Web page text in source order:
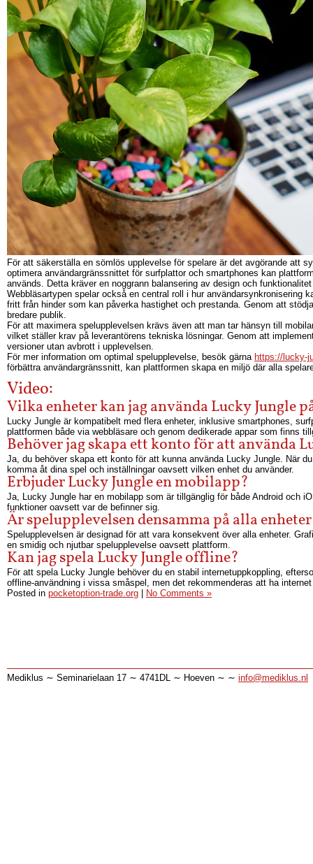
För att säkerställa en sömlös upplevelse för spelare är det avgörande att
optimera användargränssnittet för surfplattor och smartphones kan
används. Detta kräver en noggrann balansering av design och
Webbläsartypen spelar också en central roll i hur användarsynkronisering
fritt från hinder som kan påverka hastighet och prestanda. Genom att
bredare publik.
För att maximera spelupplevelsen krävs även att man tar hänsyn till
vilket ställer krav på leverantörens tekniska lösningar. Genom att
versioner utan avbrott i upplevelsen.
För mer information om optimal spelupplevelse, besök gärna https://lucky-
förbättra användargränssnitt, kan plattformen skapa en miljö där alla
Video:
Vilka enheter kan jag använda Lucky Jungle
Lucky Jungle är kompatibelt med flera enheter, inklusive smartphones,
plattformen både via webbläsare och genom dedikerade appar som finns
Behöver jag skapa ett konto för att använda
Ja, du behöver skapa ett konto för att kunna använda Lucky Jungle. När
komma åt dina spel och inställningar oavsett vilken enhet du använder.
Erbjuder Lucky Jungle en mobilapp?
Ja, Lucky Jungle har en mobilapp som är tillgänglig för både Android och
funktioner oavsett var de befinner sig.
Är spelupplevelsen densamma på alla
Spelupplevelsen är designad för att vara konsekvent över alla enheter.
en smidig och njutbar spelupplevelse oavsett plattform.
Kan jag spela Lucky Jungle offline?
För att spela Lucky Jungle behöver du en stabil internetuppkoppling,
offline-användning i vissa småspel, men det rekommenderas att ha
Posted in pocketoption-trade.org No Comments »
Mediklus ∼ Seminarielaan 17 ∼ 4741DL ∼ Hoeven ∼ ∼ info@mediklus.nl